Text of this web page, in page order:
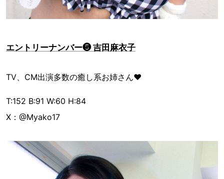
エントリーナンバー❺ 吉田麻衣子
TV、CM出演多数の癒し系お姉さん♥
T:152 B:91 W:60 H:84
X：@Myako17